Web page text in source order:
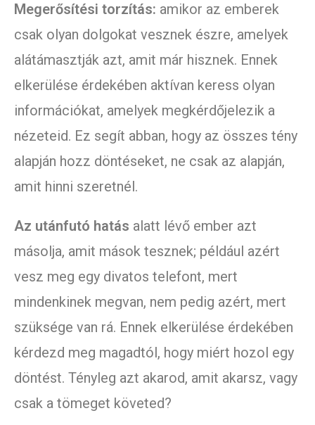
Megerősítési torzítás: amikor az emberek
csak olyan dolgokat vesznek észre, amelyek
alátámasztják azt, amit már hisznek. Ennek
elkerülése érdekében aktívan keress olyan
információkat, amelyek megkérdőjelezik a
nézeteid. Ez segít abban, hogy az összes tény
alapján hozz döntéseket, ne csak az alapján,
amit hinni szeretnél.
Az utánfutó hatás alatt lévő ember azt
másolja, amit mások tesznek; például azért
vesz meg egy divatos telefont, mert
mindenkinek megvan, nem pedig azért, mert
szüksége van rá. Ennek elkerülése érdekében
kérdezd meg magadtól, hogy miért hozol egy
döntést. Tényleg azt akarod, amit akarsz, vagy
csak a tömeget követed?